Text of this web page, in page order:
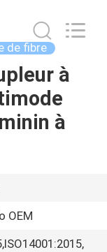
de fibre
à
à
OEM